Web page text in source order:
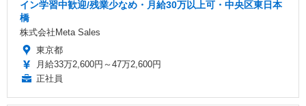
イン学習中歓迎/残業少なめ・月給30万以上可・中央区東日本
橋
株式会社Meta Sales
東京都
月給33万2,600円～47万2,600円
正社員